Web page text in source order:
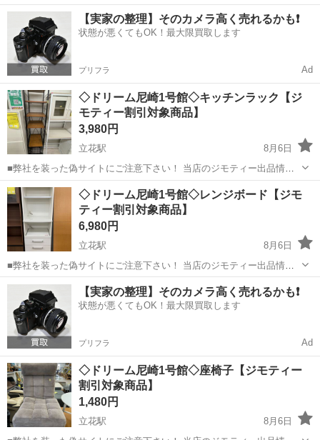
報、画像が複数の偽サイトに転載されていることが確認されておりま
す。 これらのサイトに関しましては、当店とは一切関係がございませ
ん。 偽サイトへのアクセスや個...
兵庫 尼崎市 立花駅 収納家具 ドリーム
【実家の整理】そのカメラ高く売れるかも❗️
状態が悪くてもOK！最大限買取します
プリフラ Ad
◇ドリーム尼崎1号館◇キッチンラック【ジ
モティー割引対象商品】
3,980円
立花駅
8月6日
■弊社を装った偽サイトにご注意下さい！ 当店のジモティー出品情
報、画像が複数の偽サイトに転載されていることが確認されておりま
す。 これらのサイトに関しましては、当店とは一切関係がございませ
ん。 偽サイトへのアクセスや個...
兵庫 尼崎市 立花駅 収納家具 ドリーム
◇ドリーム尼崎1号館◇レンジボード【ジモ
ティー割引対象商品】
6,980円
立花駅
8月6日
■弊社を装った偽サイトにご注意下さい！ 当店のジモティー出品情
報、画像が複数の偽サイトに転載されていることが確認されておりま
す。 これらのサイトに関しましては、当店とは一切関係がございませ
ん。 偽サイトへのアクセスや個...
兵庫 尼崎市 立花駅 収納家具 ドリーム
【実家の整理】そのカメラ高く売れるかも❗️
状態が悪くてもOK！最大限買取します
プリフラ Ad
◇ドリーム尼崎1号館◇座椅子【ジモティー
割引対象商品】
1,480円
立花駅
8月6日